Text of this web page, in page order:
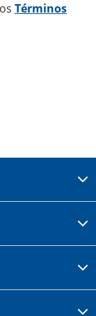
Términos